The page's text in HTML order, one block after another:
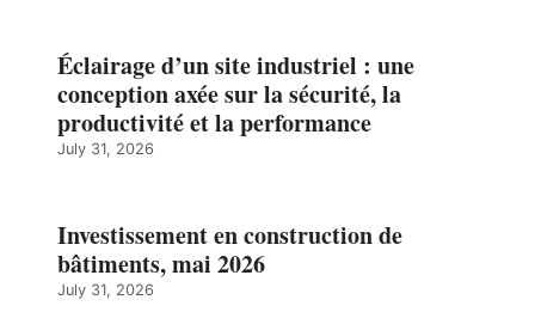
Éclairage d’un site industriel : une
conception axée sur la sécurité, la
productivité et la performance
July 31, 2026
Investissement en construction de
bâtiments, mai 2026
July 31, 2026